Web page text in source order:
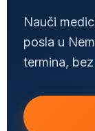
Nauči
posla u
termina,